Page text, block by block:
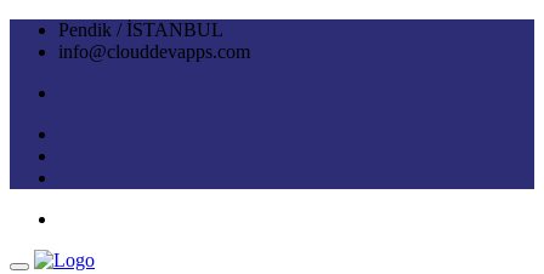
Pendik / İSTANBUL
info@clouddevapps.com